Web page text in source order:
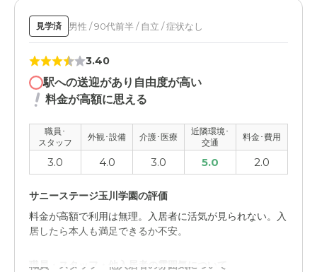
見学済 男性 / 90代前半 / 自立 / 症状なし
3.40
駅への送迎があり自由度が高い
料金が高額に思える
職員･
スタッフ
外観･設備 介護･医療
近隣環境･
交通
料金･費用
3.0 4.0 3.0 5.0 2.0
サニーステージ玉川学園の評価
料金が高額で利用は無理。入居者に活気が見られない。入
居したら本人も満足できるか不安。
職員・スタッフ・他入居者の雰囲気について